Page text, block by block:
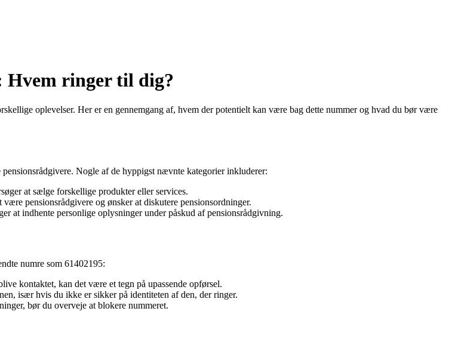
Hvem ringer til dig?
oplevelser. Her er en gennemgang af, hvem der potentielt kan være bag dette nummer og hvad du bør være
Nogle af de hyppigst nævnte kategorier inkluderer:
at sælge forskellige produkter eller services.
pensionsrådgivere og ønsker at diskutere pensionsordninger.
at indhente personlige oplysninger under påskud af pensionsrådgivning.
numre som 61402195:
kontaktet, kan det være et tegn på upassende opførsel.
især hvis du ikke er sikker på identiteten af den, der ringer.
bør du overveje at blokere nummeret.